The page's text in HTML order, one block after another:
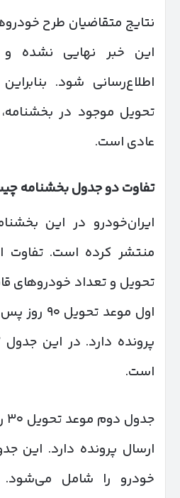
نتایج متقاضیان طرح
این خبر نهایی نشده و
اطلاع‌رسانی شود.
تحویل موجود در
عادی است.
تفاوت دو جدول بخشنامه
ایران‌خودرو در این
منتشر کرده است. تفاوت
تحویل و تعداد خودروهای
اول موعد
است.